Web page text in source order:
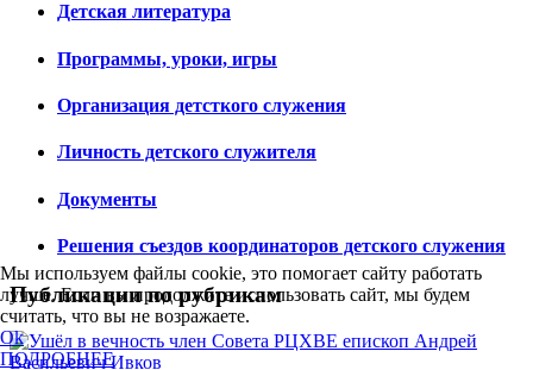
Детская литература
Программы, уроки, игры
Организация детсткого служения
Личность детского служителя
Документы
Решения съездов координаторов детского служения
Публикации по рубрикам
Мы используем файлы cookie, это помогает сайту работать
лучше. Если вы продолжите использовать сайт, мы будем
считать, что вы не возражаете.
Ok
ПОДРОБНЕЕ